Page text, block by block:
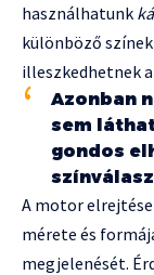
használhatunk
különböző
illeszkedhetnek
Azonban
sem
gondos
A motor
mérete és
megjelenését.